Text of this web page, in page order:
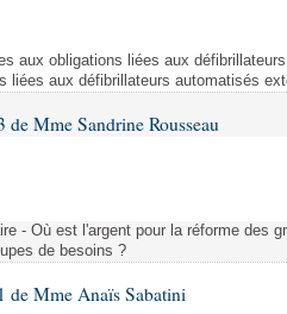
aux obligations liées aux
liées aux défibrillateurs automatisés
de Mme Sandrine Rousseau
- Où est l'argent pour la réforme des
de besoins ?
de Mme Anaïs Sabatini